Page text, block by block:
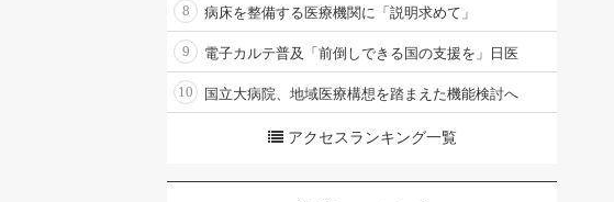
8 病床を整備する医療機関に「説明求めて」
9 電子カルテ普及「前倒しできる国の支援を」日医
10 国立大病院、地域医療構想を踏まえた機能検討へ
アクセスランキング一覧